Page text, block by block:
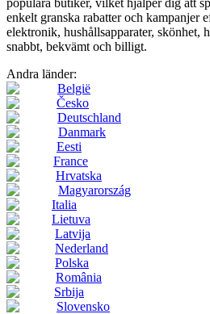
enkelt granska rabatter och kampanjer
elektronik, hushållsapparater, skönhet,
snabbt, bekvämt och billigt.
Andra länder:
België
Česko
Deutschland
Danmark
Eesti
France
Hrvatska
Magyarország
Italia
Lietuva
Latvija
Nederland
Polska
România
Srbija
Slovensko